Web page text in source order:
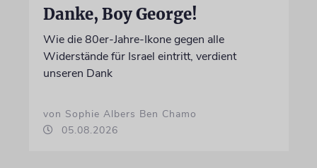
Danke, Boy George!
Wie die 80er-Jahre-Ikone gegen alle
Widerstände für Israel eintritt, verdient
unseren Dank
von Sophie Albers Ben Chamo
05.08.2026